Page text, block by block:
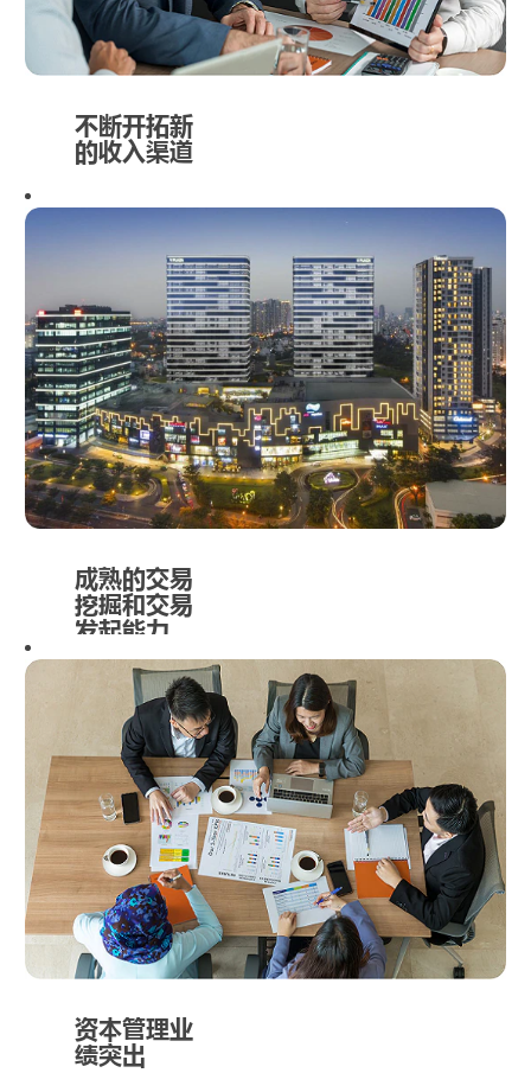
不断开拓新
的收入渠道
资产管理团队
由顶尖的财务
专业人士组
成，其中不乏
拥有CFA及
CPA证书的专
业人士。在加
入丰树之前，
许多团队成员
曾在大型金融
机构任职，并
职业成就。他
们的丰富经验
可助力丰树的
私募基金和上
市资管平台不
断拓展新的收
入渠道。
成熟的交易
挖掘和交易
发起能力
丰树在房地产
价值链中寻
求、把握并落
实新的商业机
会，以确保在
全球主要市场
稳健增长。
资本管理业
绩突出